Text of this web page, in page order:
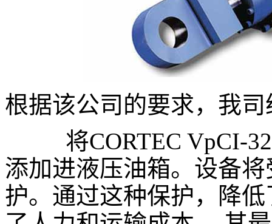
根据该公司的要求，我
将CORTEC VpCI-
添加进液压油箱。设备
护。通过这种保护，降